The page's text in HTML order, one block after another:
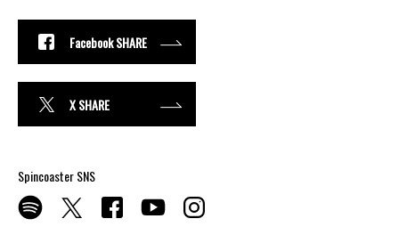
Facebook SHARE
X SHARE
Spincoaster SNS